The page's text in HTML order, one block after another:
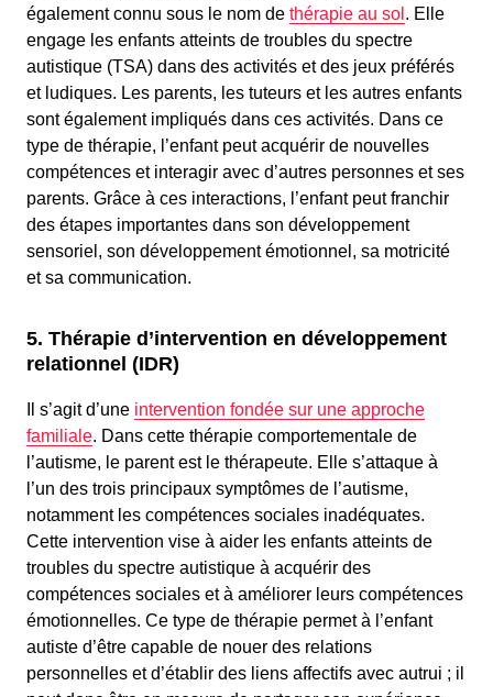
également connu sous le nom de thérapie au sol . Elle
engage les enfants atteints de troubles du spectre
autistique (TSA) dans des activités et des jeux préférés
et ludiques. Les parents, les tuteurs et les autres enfants
sont également impliqués dans ces activités. Dans ce
type de thérapie, l’enfant peut acquérir de nouvelles
compétences et interagir avec d’autres personnes et ses
parents. Grâce à ces interactions, l’enfant peut franchir
des étapes importantes dans son développement
sensoriel, son développement émotionnel, sa motricité
et sa communication.
5. Thérapie d’intervention en développement
relationnel (IDR)
Il s’agit d’une intervention fondée sur une approche
familiale. Dans cette thérapie comportementale de
l’autisme, le parent est le thérapeute. Elle s’attaque à
l’un des trois principaux symptômes de l’autisme,
notamment les compétences sociales inadéquates.
Cette intervention vise à aider les enfants atteints de
troubles du spectre autistique à acquérir des
compétences sociales et à améliorer leurs compétences
émotionnelles. Ce type de thérapie permet à l’enfant
autiste d’être capable de nouer des relations
personnelles et d’établir des liens affectifs avec autrui ; il